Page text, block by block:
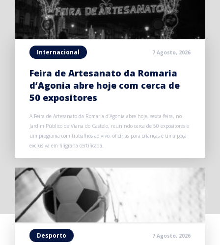
Internacional 7 Agosto, 2026
Feira de Artesanato da Romaria
d’Agonia abre hoje com cerca de
50 expositores
A Feira de Artesanato da Romaria d’Agonia abre hoje, sexta-feira, no
Jardim Público de Viana do Castelo, reunindo cerca de 50 expositores e
um programa com trabalhos ao vivo, oficinas para crianças e uma peça
exclusiva em filigrana certificada.
Desporto 7 Agosto, 2026